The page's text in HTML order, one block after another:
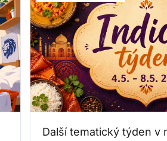
Další tematický týden v